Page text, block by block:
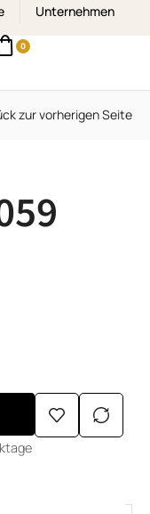
Versand &
Unternehmen
0
zur vorherigen Seite